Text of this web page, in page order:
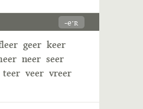
-eˑʀ
geer keer
neer seer
teer veer vreer